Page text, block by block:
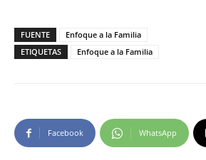
FUENTE
Enfoque a la Familia
ETIQUETAS
Enfoque a la Familia
Facebook WhatsApp